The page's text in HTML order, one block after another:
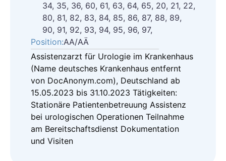
34, 35, 36, 60, 61, 63, 64, 65, 20, 21, 22,
80, 81, 82, 83, 84, 85, 86, 87, 88, 89,
90, 91, 92, 93, 94, 95, 96, 97,
Position:AA/AÄ
Assistenzarzt für Urologie im Krankenhaus
(Name deutsches Krankenhaus entfernt
von DocAnonym.com), Deutschland ab
15.05.2023 bis 31.10.2023 Tätigkeiten:
Stationäre Patientenbetreuung Assistenz
bei urologischen Operationen Teilnahme
am Bereitschaftsdienst Dokumentation
und Visiten